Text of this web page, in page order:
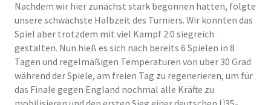
Nachdem wir hier zunächst stark begonnen hatten, folgte
unsere schwächste Halbzeit des Turniers. Wir konnten das
Spiel aber trotzdem mit viel Kampf 2:0 siegreich
gestalten. Nun hieß es sich nach bereits 6 Spielen in 8
Tagen und regelmäßigen Temperaturen von über 30 Grad
während der Spiele, am freien Tag zu regenerieren, um für
das Finale gegen England nochmal alle Kräfte zu